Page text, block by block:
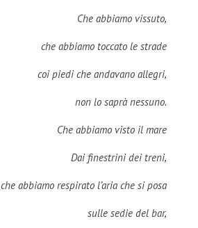
Che abbiamo vissuto,
che abbiamo toccato le strade
coi piedi che andavano allegri,
non lo saprà nessuno.
Che abbiamo visto il mare
Dai finestrini dei treni,
che abbiamo respirato l’aria che si posa
sulle sedie del bar,